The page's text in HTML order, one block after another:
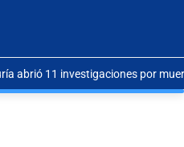
abrió 11 investigaciones por